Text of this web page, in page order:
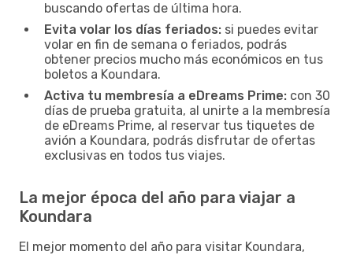
buscando ofertas de última hora.
Evita volar los días feriados: si puedes evitar
volar en fin de semana o feriados, podrás
obtener precios mucho más económicos en tus
boletos a Koundara.
Activa tu membresía a eDreams Prime: con 30
días de prueba gratuita, al unirte a la membresía
de eDreams Prime, al reservar tus tiquetes de
avión a Koundara, podrás disfrutar de ofertas
exclusivas en todos tus viajes.
La mejor época del año para viajar a
Koundara
El mejor momento del año para visitar Koundara,